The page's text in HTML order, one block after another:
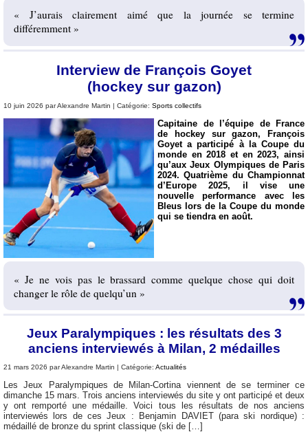
« J’aurais clairement aimé que la journée se termine
différemment »
Interview de François Goyet
(hockey sur gazon)
10 juin 2026 par Alexandre Martin | Catégorie: Sports collectifs
Capitaine de l’équipe de France
de hockey sur gazon, François
Goyet a participé à la Coupe du
monde en 2018 et en 2023, ainsi
qu’aux Jeux Olympiques de Paris
2024. Quatrième du Championnat
d’Europe 2025, il vise une
nouvelle performance avec les
Bleus lors de la Coupe du monde
qui se tiendra en août.
« Je ne vois pas le brassard comme quelque chose qui doit
changer le rôle de quelqu’un »
Jeux Paralympiques : les résultats des 3
anciens interviewés à Milan, 2 médailles
21 mars 2026 par Alexandre Martin | Catégorie: Actualités
Les Jeux Paralympiques de Milan-Cortina viennent de se terminer ce
dimanche 15 mars. Trois anciens interviewés du site y ont participé et deux
y ont remporté une médaille. Voici tous les résultats de nos anciens
interviewés lors de ces Jeux : Benjamin DAVIET (para ski nordique) :
médaillé de bronze du sprint classique (ski de […]